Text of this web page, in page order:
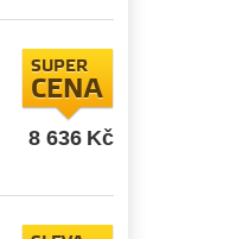
SUPER
CENA
8 636 Kč